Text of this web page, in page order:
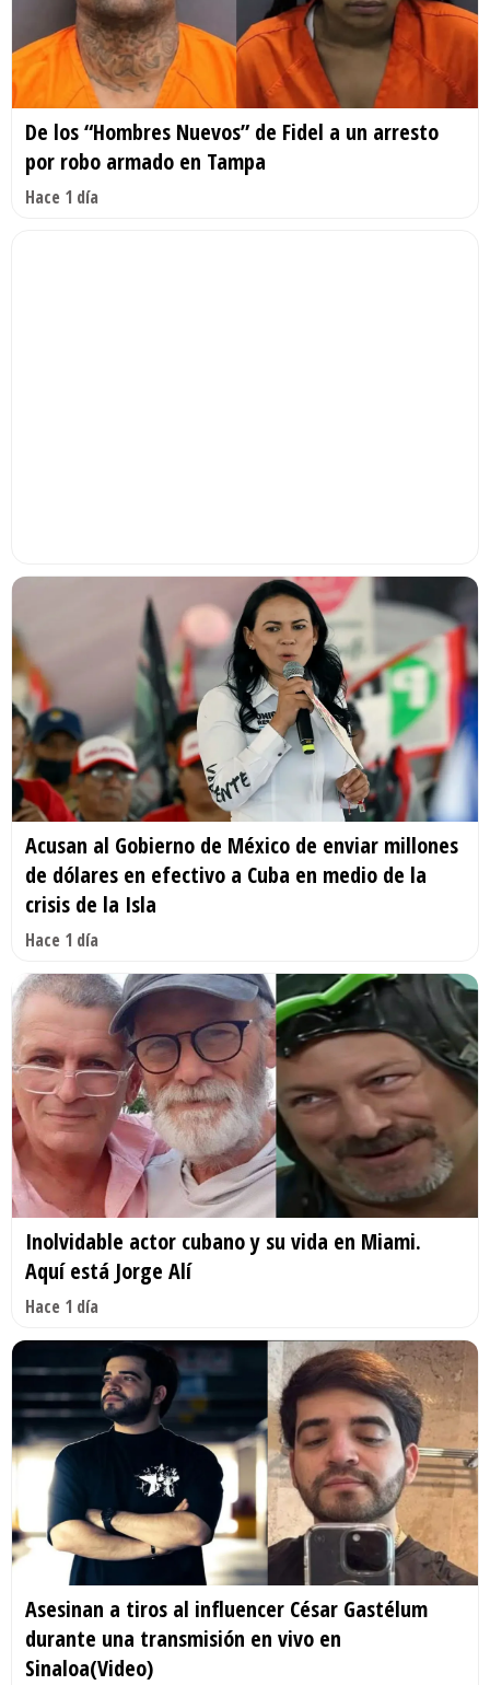
De los “Hombres Nuevos” de Fidel a un arresto
por robo armado en Tampa
Hace 1 día
Acusan al Gobierno de México de enviar millones
de dólares en efectivo a Cuba en medio de la
crisis de la Isla
Hace 1 día
Inolvidable actor cubano y su vida en Miami.
Aquí está Jorge Alí
Hace 1 día
Asesinan a tiros al influencer César Gastélum
durante una transmisión en vivo en
Sinaloa(Video)